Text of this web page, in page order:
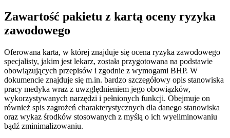
Zawartość pakietu z kartą oceny ryzyka
zawodowego
Oferowana karta, w której znajduje się ocena ryzyka zawodowego
specjalisty, jakim jest lekarz, została przygotowana na podstawie
obowiązujących przepisów i zgodnie z wymogami BHP. W
dokumencie znajduje się m.in. bardzo szczegółowy opis stanowiska
pracy medyka wraz z uwzględnieniem jego obowiązków,
wykorzystywanych narzędzi i pełnionych funkcji. Obejmuje on
również spis zagrożeń charakterystycznych dla danego stanowiska
oraz wykaz środków stosowanych z myślą o ich wyeliminowaniu
bądź zminimalizowaniu.